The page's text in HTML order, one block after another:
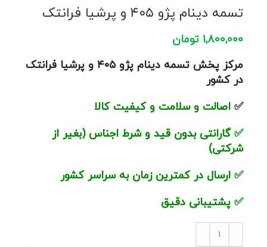
تسمه دینام پژو ۴۰۵ و پرشیا فرانتک
1,800,000 تومان
مرکز پخش تسمه دینام پژو ۴۰۵ و پرشیا فرانتک
در کشور
✅ اصالت و سلامت و کیفیت کالا
✅ گارانتی بدون قید و شرط اجناس (بغیر از
شرکتی)
✅ ارسال در کمترین زمان به سراسر کشور
✅ پشتیبانی دقیق